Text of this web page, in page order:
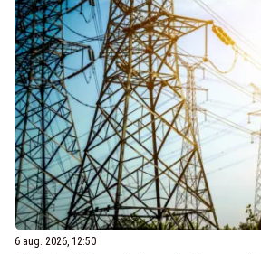
6 aug. 2026, 12:50